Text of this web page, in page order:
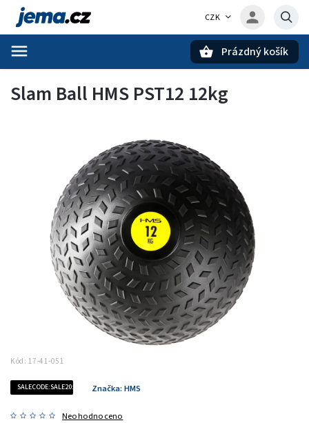
CZK
Prázdný košík
Slam Ball HMS PST12 12kg
Kód: 17-41-051
SALECODE:SALE20:20:%
Neohodnoceno
Značka: HMS